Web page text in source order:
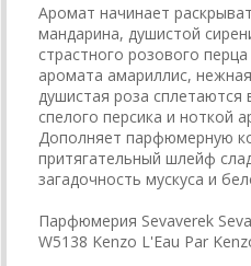
Аромат начинает
мандарина, душистой
страстного розового
аромата амариллис,
душистая роза сплетаются
спелого персика и ноткой
Дополняет парфюмерную
притягательный шлейф
загадочность мускуса и
Парфюмерия Sevaverek
W5138 Kenzo L'Eau Par